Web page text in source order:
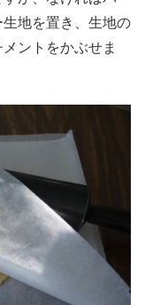
地を置き、生地の
ントをかぶせま